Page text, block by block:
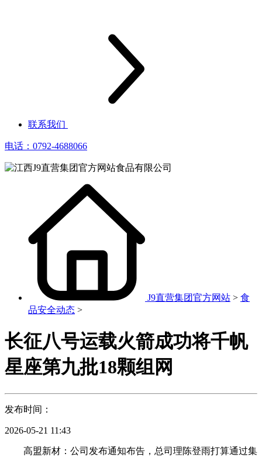
联系我们
电话：0792-4688066
J9直营集团官方网站 > 食
品安全动态 >
长征八号运载火箭成功将千帆
星座第九批18颗组网
发布时间：
2026-05-21 11:43
高盟新材：公司发布通知布告，总司理陈登雨打算通过集